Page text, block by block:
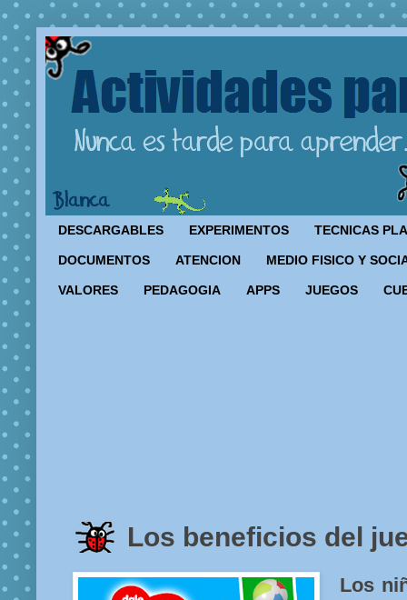
DESCARGABLES EXPERIMENTOS TECNICAS
DOCUMENTOS ATENCION MEDIO FISICO Y
VALORES PEDAGOGIA APPS JUEGOS
Los beneficios del
Los